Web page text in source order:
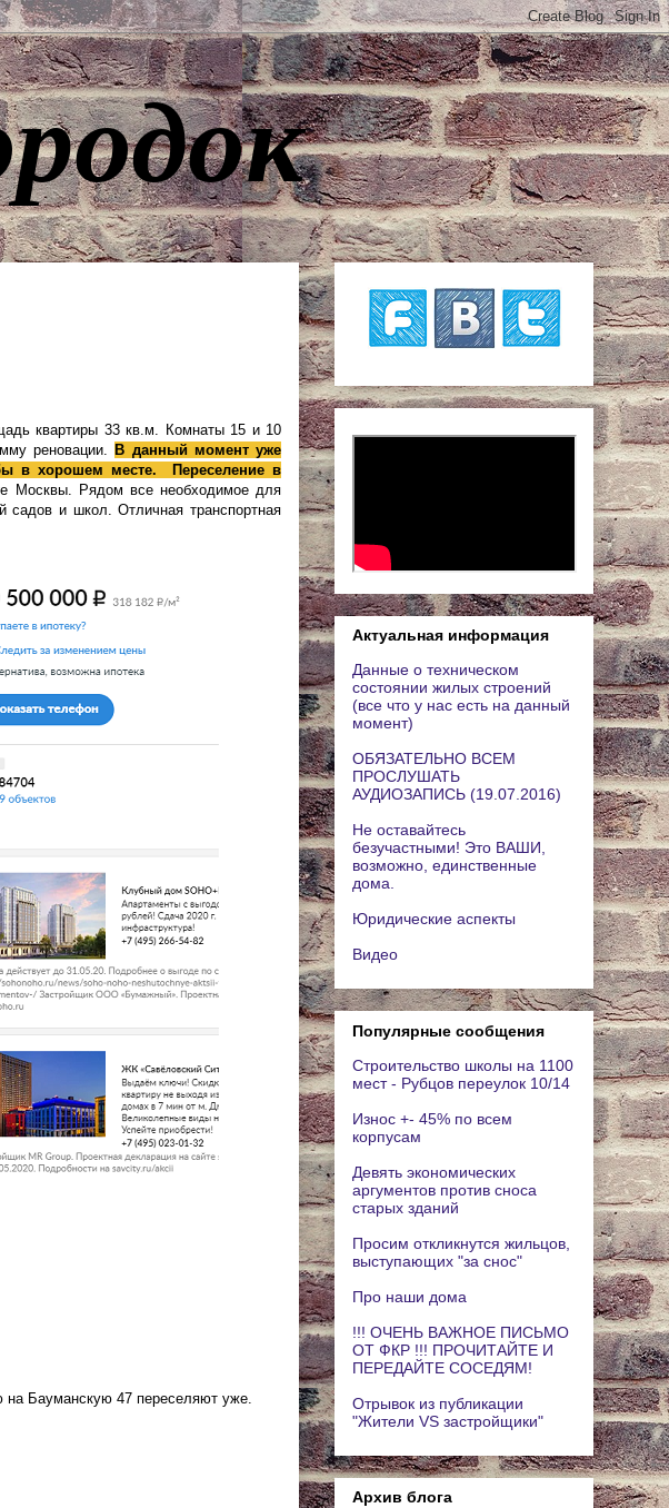
квартиры 33 кв.м. Комнаты 15 и 10
реновации. В данный момент уже
в хорошем месте. Переселение в
Москвы. Рядом все необходимое для
и школ. Отличная транспортная
на Бауманскую 47 переселяют уже.
Актуальная информация
Данные о техническом
состоянии жилых строений
(все что у нас есть на данный
момент)
ОБЯЗАТЕЛЬНО ВСЕМ
ПРОСЛУШАТЬ
АУДИОЗАПИСЬ (19.07.2016)
Не оставайтесь
безучастными! Это ВАШИ,
возможно, единственные
дома.
Юридические аспекты
Видео
Популярные сообщения
Строительство школы на 1100
мест - Рубцов переулок 10/14
Износ +- 45% по всем
корпусам
Девять экономических
аргументов против сноса
старых зданий
Просим откликнутся жильцов,
выступающих "за снос"
Про наши дома
!!! ОЧЕНЬ ВАЖНОЕ ПИСЬМО
ОТ ФКР !!! ПРОЧИТАЙТЕ И
ПЕРЕДАЙТЕ СОСЕДЯМ!
Отрывок из публикации
"Жители VS застройщики"
Архив блога